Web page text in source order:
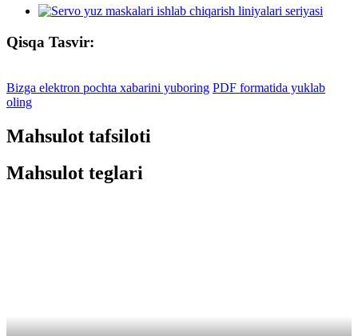
Qisqa Tasvir:
Bizga elektron pochta xabarini yuboring PDF formatida yuklab
oling
Mahsulot tafsiloti
Mahsulot teglari